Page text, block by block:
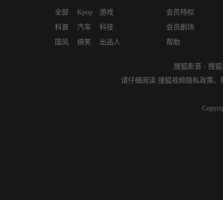
全部
科普
国风
Kpop
汽车
搞笑
游戏
科技
出品人
会员特权
会员剧场
帮助
搜狐影音 - 搜
请仔细阅读 搜狐视频隐私政策、